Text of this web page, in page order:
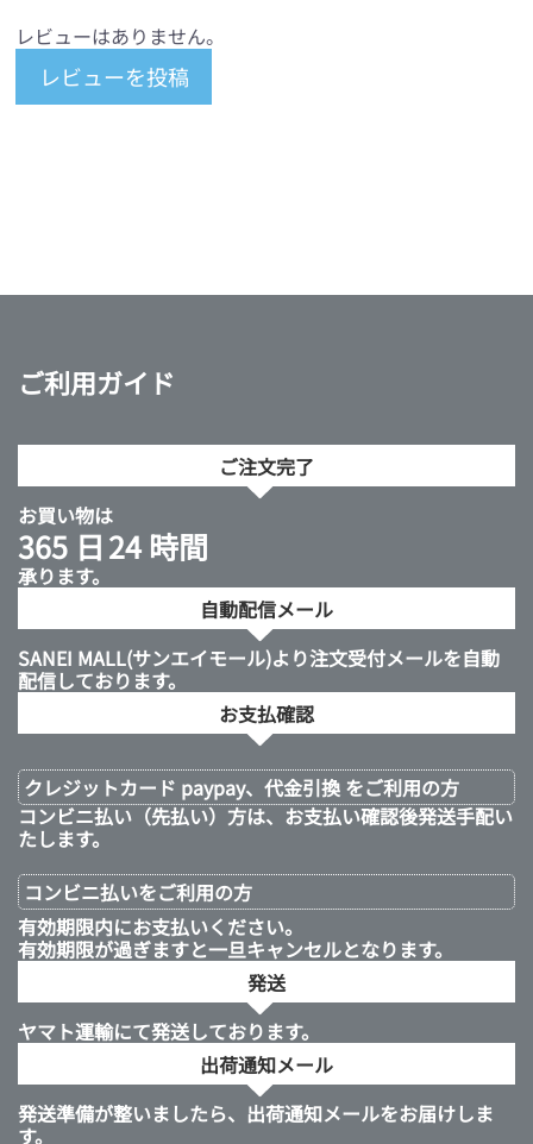
レビューはありません。
レビューを投稿
ご利用ガイド
ご注文完了
お買い物は
365 日24 時間
承ります。
自動配信メール
SANEI MALL(サンエイモール)より注文受付メールを自動
配信しております。
お支払確認
クレジットカード paypay、代金引換 をご利用の方
コンビニ払い（先払い）方は、お支払い確認後発送手配い
たします。
コンビニ払いをご利用の方
有効期限内にお支払いください。
有効期限が過ぎますと一旦キャンセルとなります。
発送
ヤマト運輸にて発送しております。
出荷通知メール
発送準備が整いましたら、出荷通知メールをお届けしま
す。